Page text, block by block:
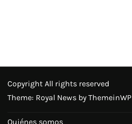
Copyright All rights reserved
Theme: Royal News by ThemeinWP
Quiénes somos